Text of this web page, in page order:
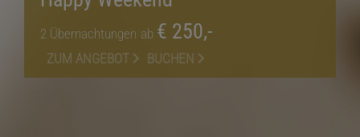
2 Übernachtungen ab € 250,-
ZUM ANGEBOT BUCHEN